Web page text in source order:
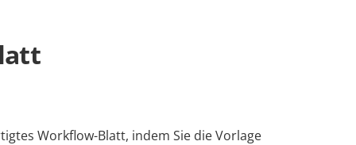
Workflow-Blatt, indem Sie die Vorlage